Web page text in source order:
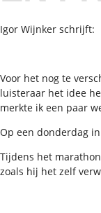
Igor Wijnker schrijft:
Voor het nog te
luisteraar het idee
merkte ik een paar
Op een donderdag
Tijdens het
zoals hij het zelf